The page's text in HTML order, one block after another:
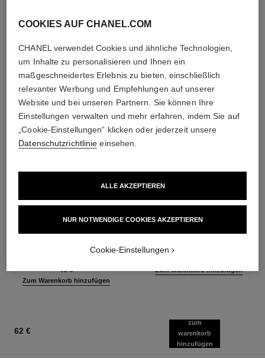
DIE PERFEKTE KOMBINATION
baume essentiel
Vielseitiger Balsam für
46 €
Zum Warenkorb hinzufügen
joues contraste intense
Creme-zu-puder-rouge
5 Nuancen verfügbar
Zum Warenkorb hinzufügen
62 €
zum
warenkorb
hinzufügen
COOKIES AUF CHANEL.COM
CHANEL verwendet Cookies und ähnliche Technologien,
um Inhalte zu personalisieren und Ihnen ein
maßgeschneidertes Erlebnis zu bieten, einschließlich
relevanter Werbung und Empfehlungen auf unserer
Website und bei unseren Partnern. Sie können Ihre
Einstellungen verwalten und mehr erfahren, indem Sie auf
„Cookie-Einstellungen“ klicken oder jederzeit unsere
Datenschutzrichtlinie einsehen.
NUR NOTWENDIGE COOKIES AKZEPTIEREN
ALLE AKZEPTIEREN
Cookie-Einstellungen